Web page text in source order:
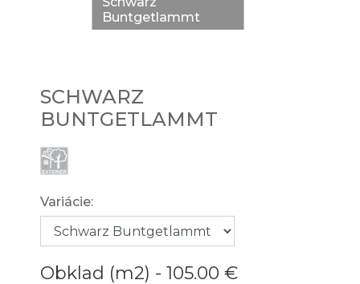
Buntgetlammt
SCHWARZ
BUNTGETLAMMT
Variácie:
Obklad (m2) - 105.00 €